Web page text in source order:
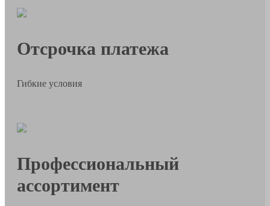
Отсрочка платежа
Гибкие условия
Профессиональный
ассортимент